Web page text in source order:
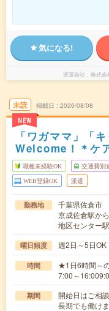
気になる!
派遣会社 株式
未読
NEW
掲載日 2026/08/08
「ワガママ」「
Welcome！＊ケ
職種未経験OK 交通費別
WEB登録OK 派遣
勤務地
千葉県佐倉市
京成佐倉駅か
地区センター
曜日頻度 週2日～5日
時間
★1日6時間～
7:00～
期間
開始日はご相
長期でも働け